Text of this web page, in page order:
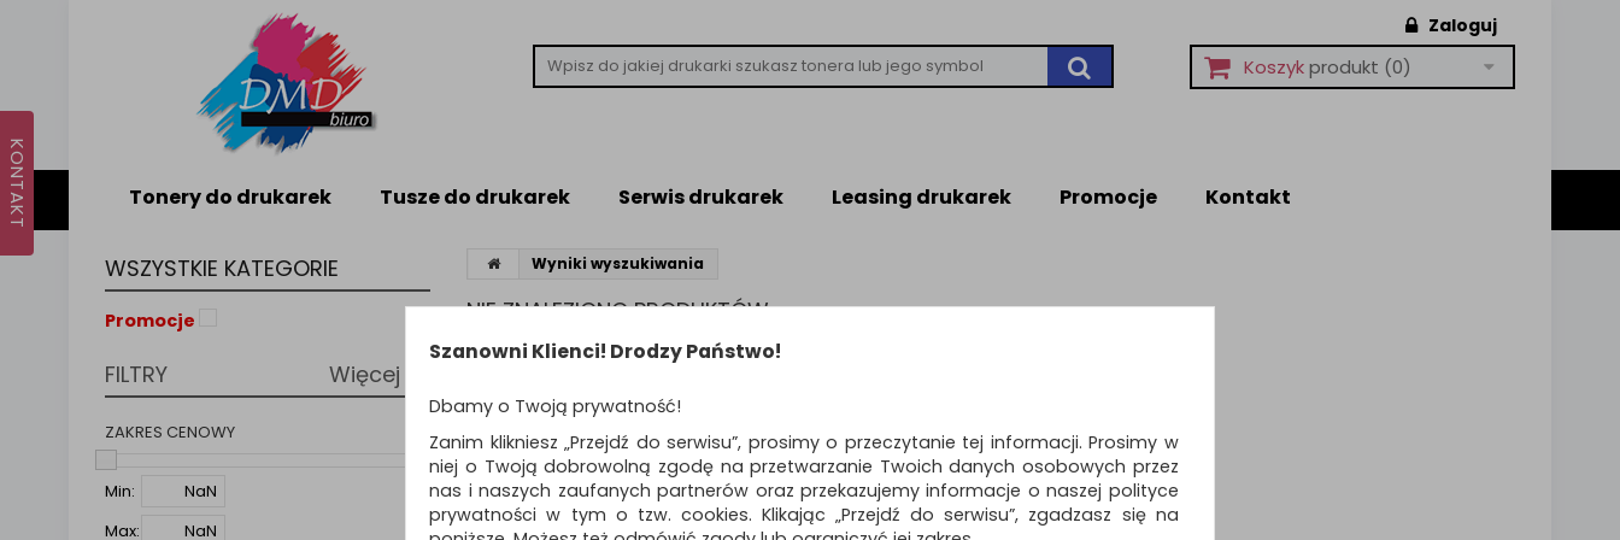
Zaloguj
Koszykprodukt (0)
Tonery do drukarek Tusze do drukarek Serwis drukarek Leasing drukarek Promocje Kontakt
WSZYSTKIE KATEGORIE
Promocje
FILTRY Więcej
ZAKRES CENOWY
Min:
Max:
Wyniki wyszukiwania
NIE ZNALEZIONO PRODUKTÓW
Nie odnaleziono produktów wg przyjętych kryteriów
Zmień kryteria wyszukiwania zaznaczając inne filtry i wyszukaj ponownie
Sprawdź, czy wszystkie słowa zostały poprawnie napisane.
Spróbuj użyć innych słów kluczowych.
Szanowni Klienci! Drodzy Państwo!
Dbamy o Twoją prywatność!
Zanim klikniesz „Przejdź do serwisu”, prosimy o przeczytanie tej informacji. Prosimy w
niej o Twoją dobrowolną zgodę na przetwarzanie Twoich danych osobowych przez
nas i naszych zaufanych partnerów oraz przekazujemy informacje o naszej polityce
prywatności w tym o tzw. cookies. Klikając „Przejdź do serwisu”, zgadzasz się na